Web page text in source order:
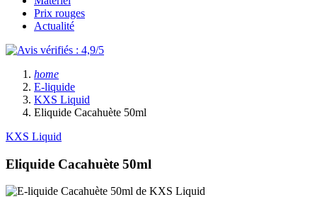
Prix rouges
Actualité
home
E-liquide
KXS Liquid
Eliquide Cacahuète 50ml
KXS Liquid
Eliquide Cacahuète 50ml